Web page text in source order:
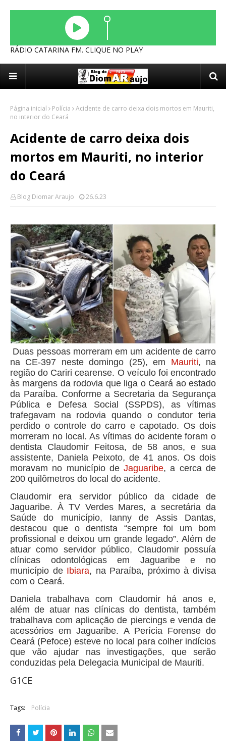
RÁDIO CATARINA FM. CLIQUE NO PLAY
Página inicial Polícia
Acidente de carro deixa dois mortos em Mauriti,
no interior do Ceará
Acidente de carro deixa dois
mortos em Mauriti, no interior
do Ceará
Blog Diomar Araujo 26.6.23
Duas pessoas morreram em um acidente de carro
na CE-397 neste domingo (25), em
Mauriti, na
região do Cariri cearense. O veículo foi encontrado
às margens da rodovia que liga o Ceará ao estado
da Paraíba. Conforme a Secretaria da Segurança
Pública e Defesa Social (SSPDS), as vítimas
trafegavam na rodovia quando o condutor teria
perdido o controle do carro e capotado. Os dois
morreram no local.As vítimas do acidente foram o
dentista Claudomir Feitosa, de 58 anos, e sua
assistente, Daniela Peixoto, de 41 anos. Os dois
moravam no município de Jaguaribe, a cerca de
200 quilômetros do local do acidente.
Claudomir era servidor público da cidade de
Jaguaribe. À TV Verdes Mares, a secretária da
Saúde do município, Ianny de Assis Dantas,
destacou que o dentista “sempre foi um bom
profissional e deixou um grande legado”.Além de
atuar como servidor público, Claudomir possuía
clínicas odontológicas em Jaguaribe e no
município de Ibiara, na Paraíba, próximo à divisa
com o Ceará.
Daniela trabalhava com Claudomir há anos e,
além de atuar nas clínicas do dentista, também
trabalhava com aplicação de piercings e venda de
acessórios em Jaguaribe. A Perícia Forense do
Ceará (Pefoce) esteve no local para colher indícios
que vão ajudar nas investigações, que serão
conduzidas pela Delegacia Municipal de Mauriti.
G1CE
Tags: Polícia